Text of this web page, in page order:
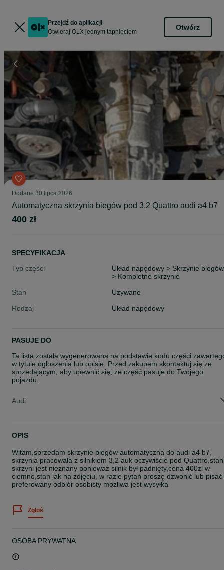
Przejdź do aplikacji
Otwieraj OLX jednym tapnięciem
Otwórz
Dodane 30 lipca 2026
Automatyczna skrzynia biegów pod 3,2 Quattro audi a4 b7
400 zł
SPECYFIKACJA
Typ części
Układ napędowy > Skrzynie biegów
> Kompletne skrzynie
Stan
Używane
Rodzaj
Układ napędowy
PASUJE DO
Ta lista została wygenerowana na podstawie kodu części
w tytule ogłoszenia lub opisie. Przed zakupem skontaktuj się ze
sprzedającym, aby upewnić się, że część pasuje do Twojego
pojazdu.
Audi
OPIS
Witam,sprzedam skrzynie biegów automatyczna do audi a4 b7,
skrzynia pracowała z silnikiem 3,2 auk oczywiście pod Quattro,stan
skrzyni jest nieznany ponieważ silnik był padnięty,cena 400zl w
ciemno,stan jak na zdjęciu, w razie pytań proszę dzwonić lub pisać
preferowany odbiór osobisty możliwa jest wysyłka
Zgłoś
OSOBA PRYWATNA